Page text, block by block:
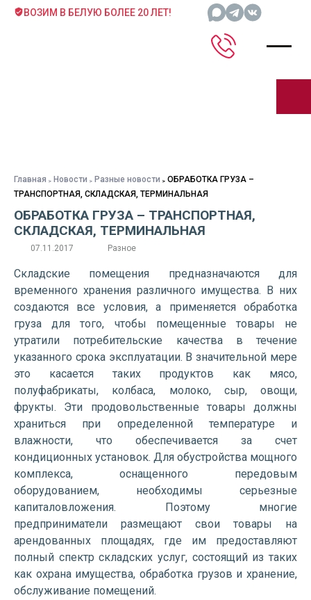
ВОЗИМ В БЕЛУЮ БОЛЕЕ 20 ЛЕТ!
Главная Новости Разные новости
ОБРАБОТКА ГРУЗА –
ТРАНСПОРТНАЯ, СКЛАДСКАЯ, ТЕРМИНАЛЬНАЯ
ОБРАБОТКА ГРУЗА – ТРАНСПОРТНАЯ,
СКЛАДСКАЯ, ТЕРМИНАЛЬНАЯ
07.11.2017 Разное
Складские помещения предназначаются для
временного хранения различного имущества. В них
создаются все условия, а применяется обработка
груза для того, чтобы помещенные товары не
утратили потребительские качества в течение
указанного срока эксплуатации. В значительной мере
это касается таких продуктов как мясо,
полуфабрикаты, колбаса, молоко, сыр, овощи,
фрукты. Эти продовольственные товары должны
храниться при определенной температуре и
влажности, что обеспечивается за счет
кондиционных установок. Для обустройства мощного
комплекса, оснащенного передовым
оборудованием, необходимы серьезные
капиталовложения. Поэтому многие
предприниматели размещают свои товары на
арендованных площадях, где им предоставляют
полный спектр складских услуг, состоящий из таких
как охрана имущества, обработка грузов и хранение,
обслуживание помещений.